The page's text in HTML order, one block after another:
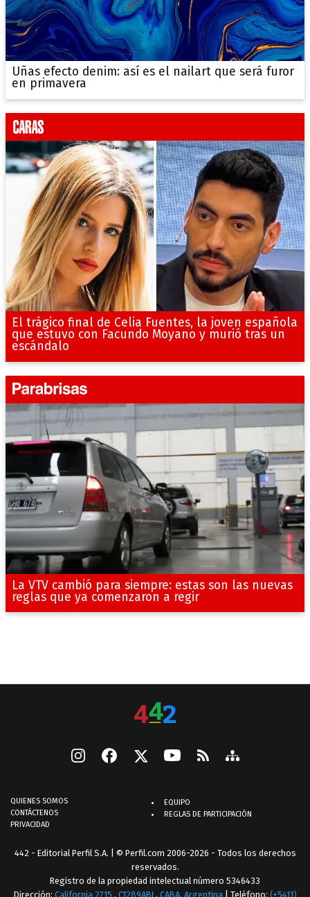
Uñas efecto denim: así es el nailart que será furor
en primavera
El trágico final de Celia Fuentes, la joven española
que estuvo con Facundo Moyano y murió tras un
escándalo
La VTV cambió para siempre: estas son las nuevas
reglas que ya comenzaron a regir
QUIENES SOMOS
CONTÁCTENOS
PRIVACIDAD
EQUIPO
REGLAS DE PARTICIPACIÓN
442 - Editorial Perfil S.A. | © Perfil.com 2006-2026 - Todos los derechos
reservados.
Registro de la propiedad intelectual número 5346433
Dirección: California 2715 , C1289ABI , CABA, Argentina | Teléfono: (+5411)